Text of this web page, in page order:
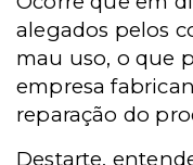
alegados pelos
mau uso, o que
empresa
reparação do
Destarte,